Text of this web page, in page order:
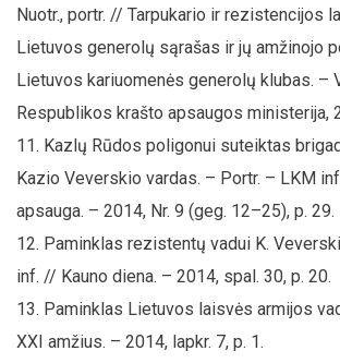
Nuotr., portr. // Tarpukario ir rezistencijos
Lietuvos generolų sąrašas ir jų amžinojo
Lietuvos kariuomenės generolų klubas. –
Respublikos krašto apsaugos ministerija,
Kazlų Rūdos poligonui suteiktas
Kazio Veverskio vardas. – Portr. – LKM
apsauga. – 2014, Nr. 9 (geg. 12–25), p. 29.
Paminklas rezistentų vadui K.
inf. // Kauno diena. – 2014, spal. 30, p. 20.
Paminklas Lietuvos laisvės armijos
XXI amžius. – 2014, lapkr. 7, p. 1.